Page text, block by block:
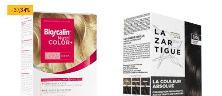
-37,34%